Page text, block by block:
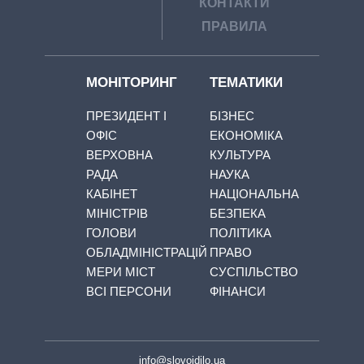
КОНТАКТИ
ПРАВИЛА
МОНІТОРИНГ
ПРЕЗИДЕНТ І
ОФІС
ВЕРХОВНА
РАДА
КАБІНЕТ
МІНІСТРІВ
ГОЛОВИ
ОБЛАДМІНІСТРАЦІЙ
МЕРИ МІСТ
ВСІ ПЕРСОНИ
ТЕМАТИКИ
БІЗНЕС
ЕКОНОМІКА
КУЛЬТУРА
НАУКА
НАЦІОНАЛЬНА
БЕЗПЕКА
ПОЛІТИКА
ПРАВО
СУСПІЛЬСТВО
ФІНАНСИ
info@slovoidilo.ua